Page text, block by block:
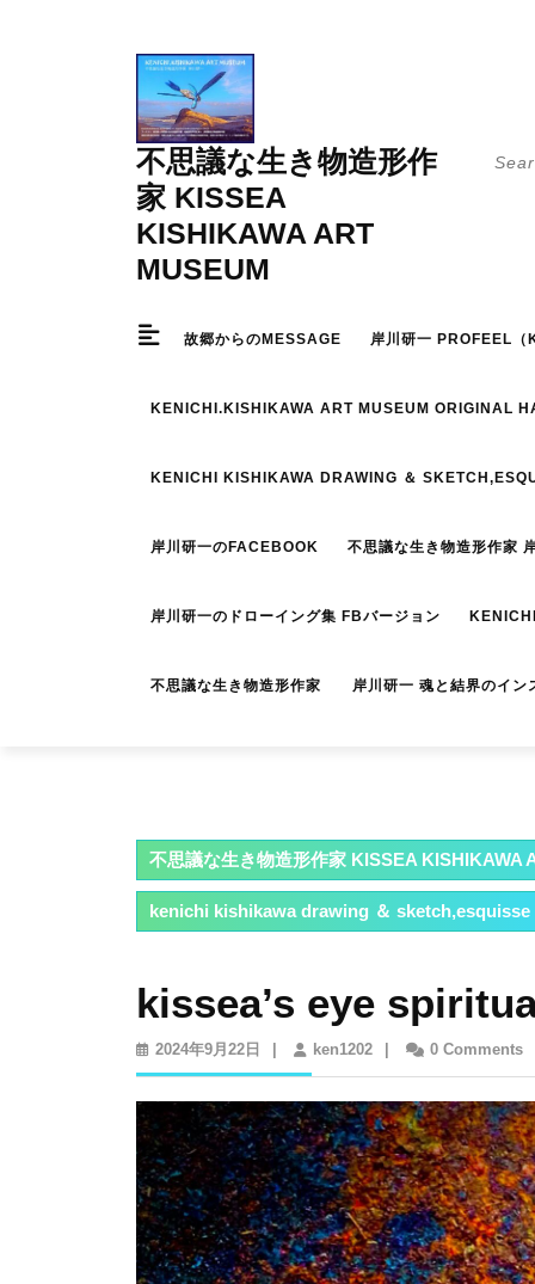
不思議な生き物造形作
家 KISSEA
KISHIKAWA ART
MUSEUM
故郷からのMESSAGE 岸川研一 PROFEEL（
KENICHI.KISHIKAWA ART MUSEUM ORIGINAL
KENICHI KISHIKAWA DRAWING ＆
岸川研一のFACEBOOK 不思議な生き物造形作家
岸川研一のドローイング集 FBバージョン
不思議な生き物造形作家 岸川研一 魂と結界のイン
不思議な生き物造形作家 KISSEA KISHIKAWA
kenichi kishikawa drawing ＆ sketch,esquisse
kissea’s eye
2024年9月22日
2024
年
月
22
日
ken1202ken12020 Comments